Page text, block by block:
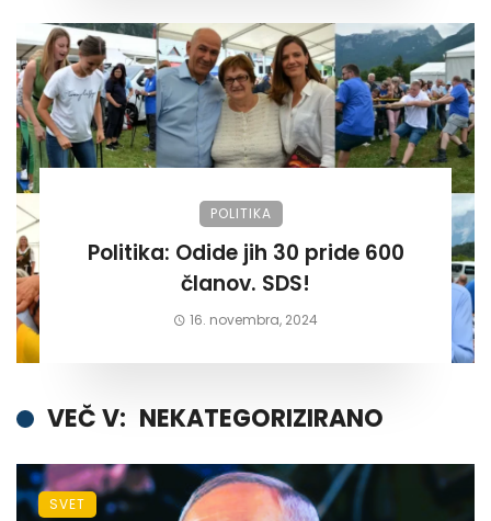
POLITIKA
Politika: Odide jih 30 pride 600
članov. SDS!
16. novembra, 2024
VEČ V: NEKATEGORIZIRANO
SVET